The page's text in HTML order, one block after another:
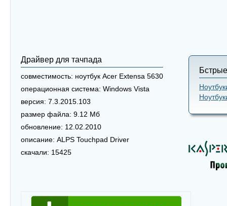
Драйвер для тачпада
совместимость: ноутбук Acer Extensa 5630
операционная система: Windows Vista
версия: 7.3.2015.103
размер файла: 9.12 Мб
обновление: 12.02.2010
описание: ALPS Touchpad Driver
скачали: 15425